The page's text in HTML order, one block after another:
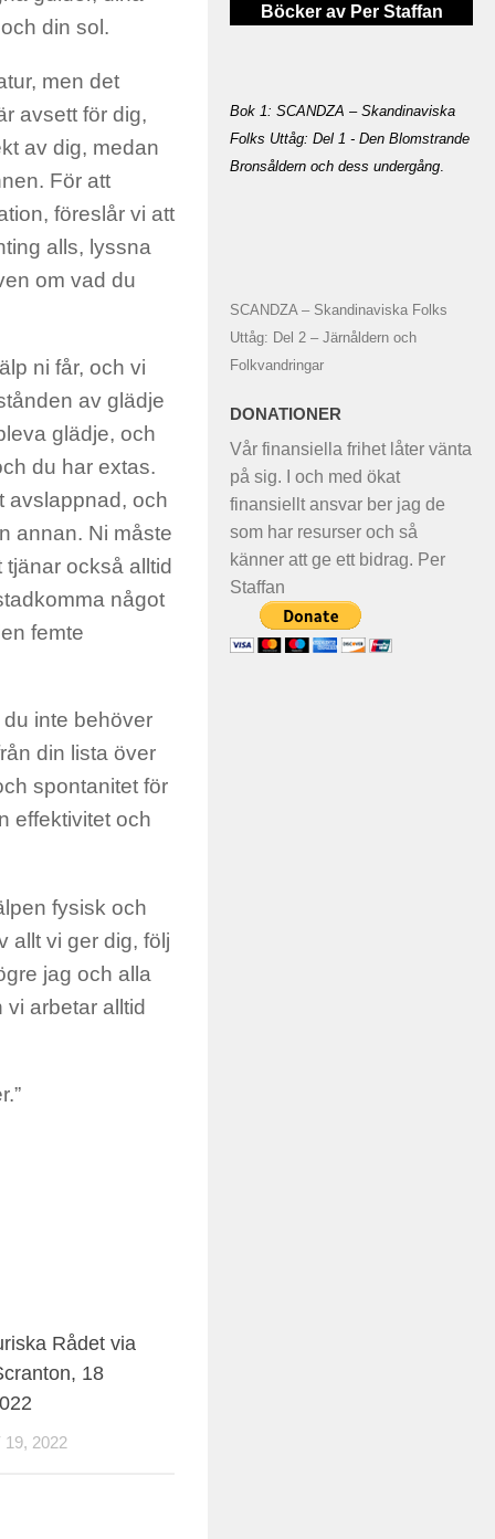
din sol.
men det
avsett för dig,
av dig, medan
För att
föreslår vi att
alls, lyssna
om vad du
ni får, och vi
av glädje
glädje, och
du har extas.
avslappnad, och
annan. Ni måste
också alltid
något
femte
inte behöver
din lista över
spontanitet för
effektivitet och
fysisk och
allt vi ger dig, följ
jag och alla
vi arbetar alltid
Rådet via
18
2022
Böcker av Per Staffan
Bok 1: SCANDZA – Skandinaviska
Folks Uttåg: Del 1 - Den Blomstrande
Bronsåldern och dess undergång.
SCANDZA – Skandinaviska Folks
Uttåg: Del 2 – Järnåldern och
Folkvandringar
DONATIONER
Vår finansiella frihet låter vänta
på sig. I och med ökat
finansiellt ansvar ber jag de
som har resurser och så
känner att ge ett bidrag. Per
Staffan